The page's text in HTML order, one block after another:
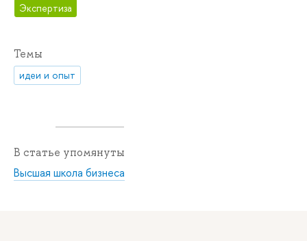
Экспертиза
Темы
идеи и опыт
В статье упомянуты
Высшая школа бизнеса